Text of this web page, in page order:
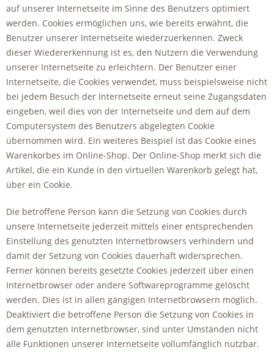
auf unserer Internetseite im Sinne des Benutzers optimiert
werden. Cookies ermöglichen uns, wie bereits erwähnt, die
Benutzer unserer Internetseite wiederzuerkennen. Zweck
dieser Wiedererkennung ist es, den Nutzern die Verwendung
unserer Internetseite zu erleichtern. Der Benutzer einer
Internetseite, die Cookies verwendet, muss beispielsweise nicht
bei jedem Besuch der Internetseite erneut seine Zugangsdaten
eingeben, weil dies von der Internetseite und dem auf dem
Computersystem des Benutzers abgelegten Cookie
übernommen wird. Ein weiteres Beispiel ist das Cookie eines
Warenkorbes im Online-Shop. Der Online-Shop merkt sich die
Artikel, die ein Kunde in den virtuellen Warenkorb gelegt hat,
über ein Cookie.
Die betroffene Person kann die Setzung von Cookies durch
unsere Internetseite jederzeit mittels einer entsprechenden
Einstellung des genutzten Internetbrowsers verhindern und
damit der Setzung von Cookies dauerhaft widersprechen.
Ferner können bereits gesetzte Cookies jederzeit über einen
Internetbrowser oder andere Softwareprogramme gelöscht
werden. Dies ist in allen gängigen Internetbrowsern möglich.
Deaktiviert die betroffene Person die Setzung von Cookies in
dem genutzten Internetbrowser, sind unter Umständen nicht
alle Funktionen unserer Internetseite vollumfänglich nutzbar.